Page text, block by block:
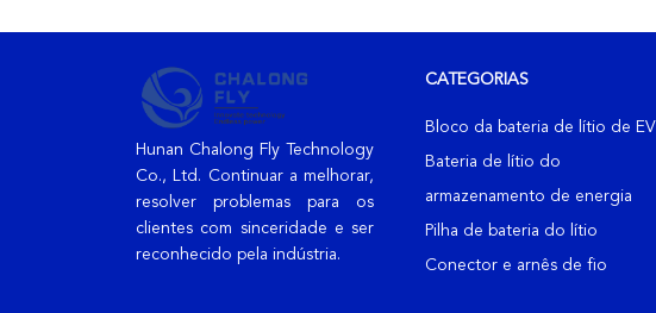
Hunan Chalong Fly Technology
Co., Ltd. Continuar a melhorar,
resolver problemas para os
clientes com sinceridade e ser
reconhecido pela indústria.
CATEGORIAS
Bloco da bateria de lítio de EV
Bateria de lítio do
armazenamento de energia
Pilha de bateria do lítio
Conector e arnês de fio